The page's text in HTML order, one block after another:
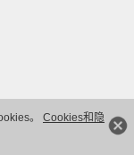
。 Cookies和隐